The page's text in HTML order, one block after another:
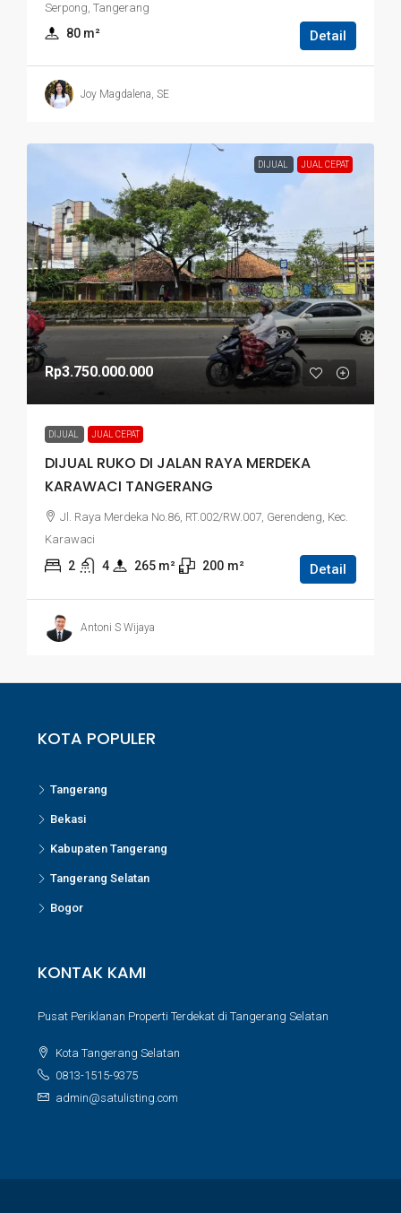
Serpong, Tangerang
80 m² Detail
Joy Magdalena, SE
DIJUAL JUAL CEPAT
Rp3.750.000.000
DIJUAL JUAL CEPAT
DIJUAL RUKO DI JALAN RAYA MERDEKA
KARAWACI TANGERANG
Jl. Raya Merdeka No.86, RT.002/RW.007, Gerendeng, Kec.
Karawaci
2 4 265 m² 200 m² Detail
Antoni S Wijaya
KOTA POPULER
Tangerang
Bekasi
Kabupaten Tangerang
Tangerang Selatan
Bogor
KONTAK KAMI
Pusat Periklanan Properti Terdekat di Tangerang Selatan
Kota Tangerang Selatan
0813-1515-9375
admin@satulisting.com